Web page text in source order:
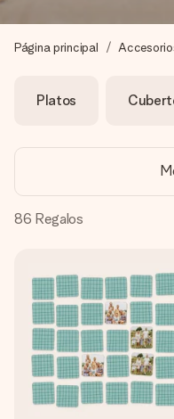
Crea algo único en
un mensaje que llegue
Página principal
Platos
86 Regalos